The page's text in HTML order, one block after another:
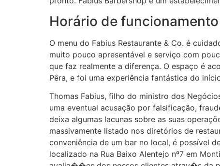
Horário de
O menu do Fabius Restaurante & Co. é
muito pouco apresentável e serviço com
que faz realmente a diferença. O espaço é
Pêra, e foi uma experiência fantástica do
Thomas Fabius, filho do ministro dos
uma eventual acusação por falsificação,
deixa algumas lacunas sobre as suas
massivamente listado nos diretórios de
conveniência de um bar no local, é possível
localizado na Rua Baixo Alentejo nº7 em